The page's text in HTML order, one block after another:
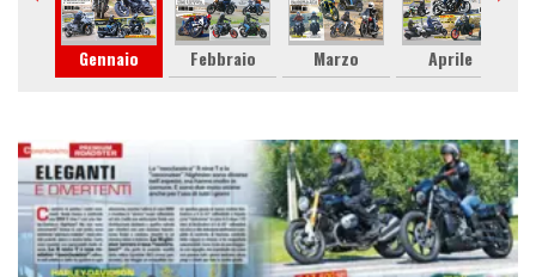
Gennaio Febbraio Marzo Aprile